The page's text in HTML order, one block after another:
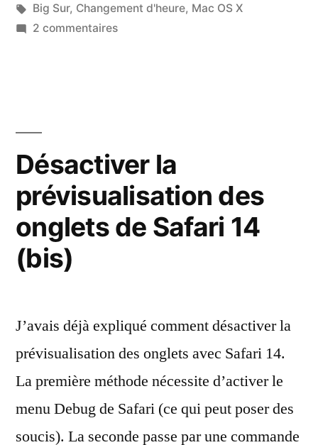
dans
Étiquettes :
Big Sur, Changement d'heure, Mac OS X
2 commentairessur
le
changement
d’heure
Désactiver la
prévisualisation des
onglets de Safari 14
(bis)
J’avais déjà expliqué comment désactiver la
prévisualisation des onglets avec Safari 14.
La première méthode nécessite d’activer le
menu Debug de Safari (ce qui peut poser des
soucis). La seconde passe par une commande